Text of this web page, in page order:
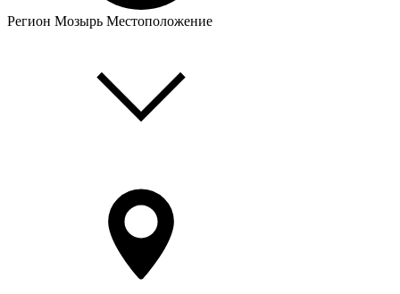
Регион Мозырь Местоположение